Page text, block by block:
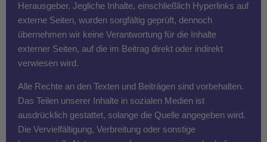
Herausgeber. Jegliche Inhalte, einschließlich Hyperlinks auf
externe Seiten, wurden sorgfältig geprüft, dennoch
übernehmen wir keine Verantwortung für die Inhalte
externer Seiten, auf die im Beitrag direkt oder indirekt
verwiesen wird.
Alle Rechte an den Texten und Beiträgen sind vorbehalten.
Das Teilen unserer Inhalte in sozialen Medien ist
ausdrücklich gestattet, solange die Quelle angegeben wird.
Die Vervielfältigung, Verbreitung oder sonstige